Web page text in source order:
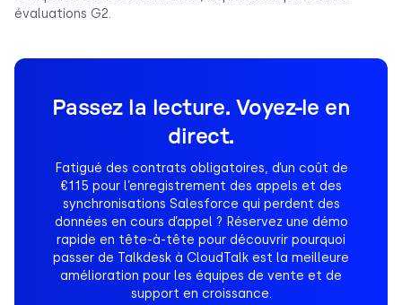
évaluations G2.
Passez la lecture. Voyez-le en
direct.
Fatigué des contrats obligatoires, d’un coût de
€115 pour l’enregistrement des appels et des
synchronisations Salesforce qui perdent des
données en cours d’appel ? Réservez une démo
rapide en tête-à-tête pour découvrir pourquoi
passer de Talkdesk à CloudTalk est la meilleure
amélioration pour les équipes de vente et de
support en croissance.